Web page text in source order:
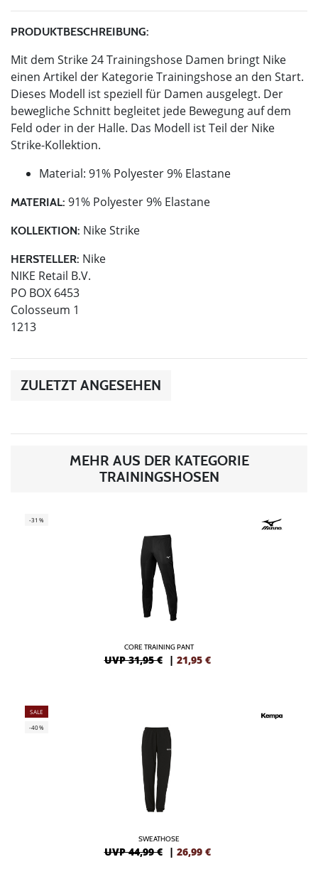
PRODUKTBESCHREIBUNG:
Mit dem Strike 24 Trainingshose Damen bringt Nike
einen Artikel der Kategorie Trainingshose an den Start.
Dieses Modell ist speziell für Damen ausgelegt. Der
bewegliche Schnitt begleitet jede Bewegung auf dem
Feld oder in der Halle. Das Modell ist Teil der Nike
Strike-Kollektion.
Material: 91% Polyester 9% Elastane
MATERIAL: 91% Polyester 9% Elastane
KOLLEKTION: Nike Strike
HERSTELLER: Nike
NIKE Retail B.V.
PO BOX 6453
Colosseum 1
1213
ZULETZT ANGESEHEN
MEHR AUS DER KATEGORIE
TRAININGSHOSEN
-31%
CORE TRAINING PANT
UVP 31,95 € | 21,95 €
SALE
-40%
SWEATHOSE
UVP 44,99 € | 26,99 €